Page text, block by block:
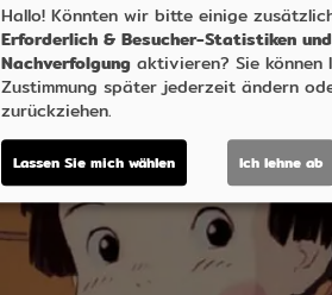
Hallo! Könnten wir bitte einige
Erforderlich & Besucher-Statistiken
Nachverfolgung aktivieren? Sie können
Zustimmung später jederzeit ändern
zurückziehen.
Lassen Sie mich wählen Ich lehne ab